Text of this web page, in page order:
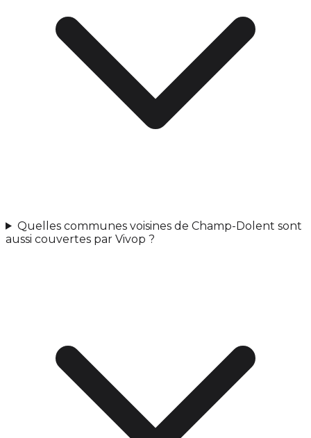
Quelles communes voisines de Champ-Dolent sont
aussi couvertes par Vivop ?